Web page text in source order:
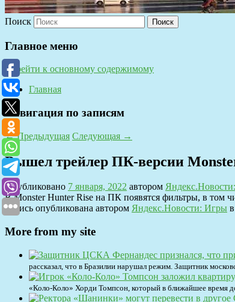
Поиск
Главное меню
Перейти к основному содержимому
Главная
Навигация по записям
←Предыдущая Следующая →
Вышел трейлер ПК-версии
Опубликовано 7 января, 2022 автором
В Monster Hunter Rise на ПК появятся фильтры, в том
Запись опубликована автором Яндекс.Новости: Игры
More from my site
рассказал, что в Бразилии нарушал режим. Защитник
«Коло-Коло» Хорди Томпсон, который в ближайшее время